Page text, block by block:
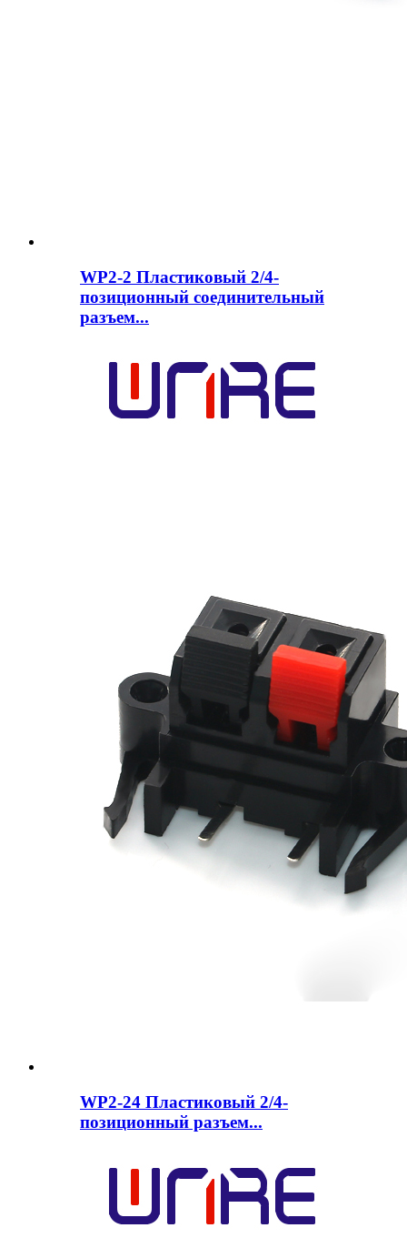
WP2-2 Пластиковый 2/4-
позиционный соединительный
разъем...
WP2-24 Пластиковый 2/4-
позиционный разъем...